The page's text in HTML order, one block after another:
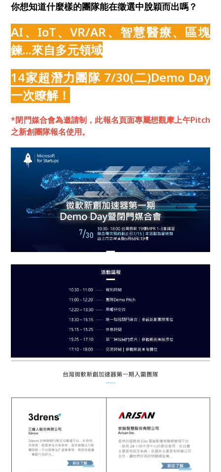
你想知道什麼樣的團隊能在徵選中脫穎而出嗎？
AI、IoT、VR/AR、智慧醫療、區塊
鍊...來自多元領域
14家超潛力團隊 7/30(二)Demo Day
一次瞭解！
*閉門媒合會為邀請制，此報名頁面專屬想觀摩上午Pitch
之新創團隊報名使用。